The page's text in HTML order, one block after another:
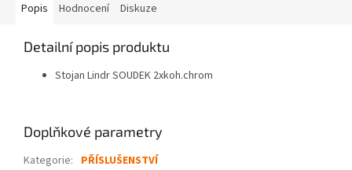
Popis Hodnocení Diskuze
Detailní popis produktu
Stojan Lindr SOUDEK 2xkoh.chrom
Doplňkové parametry
Kategorie: PŘÍSLUŠENSTVÍ